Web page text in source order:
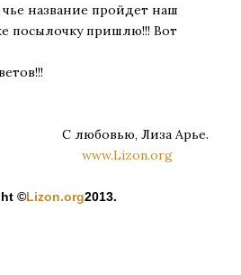
название пройдет наш
посылочку пришлю!!! Вот
С любовью, Лиза Арье.
www.Lizon.org
©Lizon.org2013.